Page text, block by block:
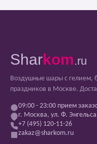
Sharkom.ru
Воздушные шары с гелием,
праздников в Москве.
09:00 - 23:00 прием
г. Москва, ул. Ф.
+7 (495) 120-11-26
zakaz@sharkom.ru